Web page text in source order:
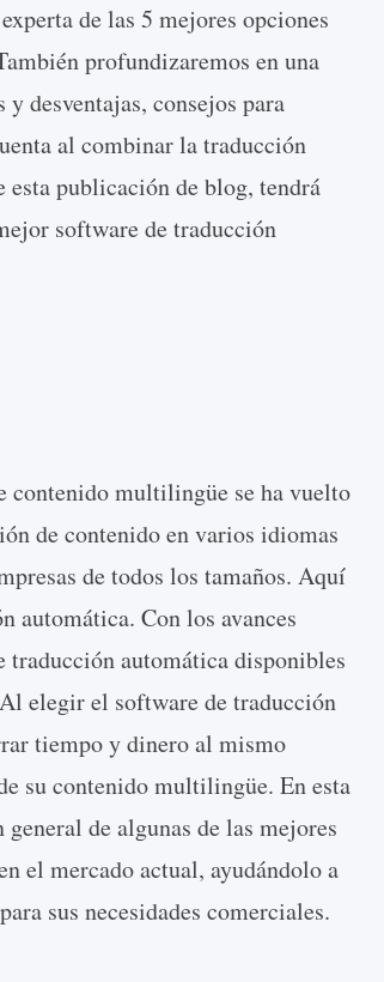
de las 5 mejores opciones
profundizaremos en una
desventajas, consejos para
al combinar la traducción
publicación de blog, tendrá
software de traducción
contenido multilingüe se ha vuelto
de contenido en varios idiomas
de todos los tamaños. Aquí
automática. Con los avances
automática disponibles
elegir el software de traducción
tiempo y dinero al mismo
su contenido multilingüe. En esta
de algunas de las mejores
el mercado actual, ayudándolo a
sus necesidades comerciales.